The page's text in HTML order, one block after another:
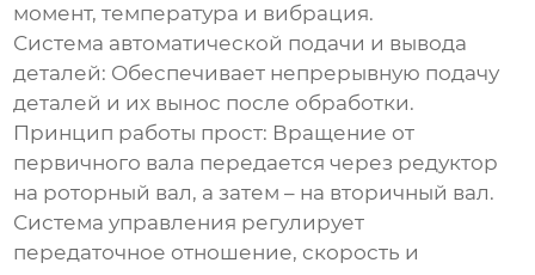
момент, температура и вибрация.
Система автоматической подачи и вывода
деталей: Обеспечивает непрерывную подачу
деталей и их вынос после обработки.
Принцип работы прост: Вращение от
первичного вала передается через редуктор
на роторный вал, а затем – на вторичный вал.
Система управления регулирует
передаточное отношение, скорость и